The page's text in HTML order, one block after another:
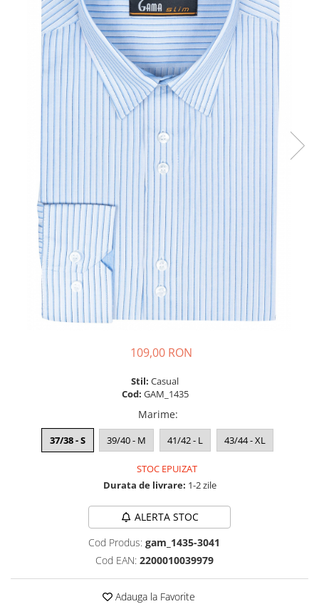
109,00 RON
Stil: Casual
Cod: GAM_1435
Marime:
37/38 - S 39/40 - M 41/42 - L 43/44 - XL
STOC EPUIZAT
Durata de livrare: 1-2 zile
ALERTA STOC
Cod Produs: gam_1435-3041
Cod EAN: 2200010039979
Adauga la Favorite